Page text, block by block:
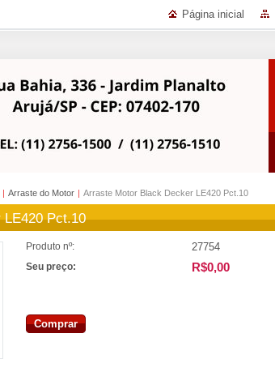
Página inicial
| Arraste do Motor | Arraste Motor Black Decker LE420 Pct.10
Pct.10
Produto nº: 27754
Seu preço: R$0,00
Comprar